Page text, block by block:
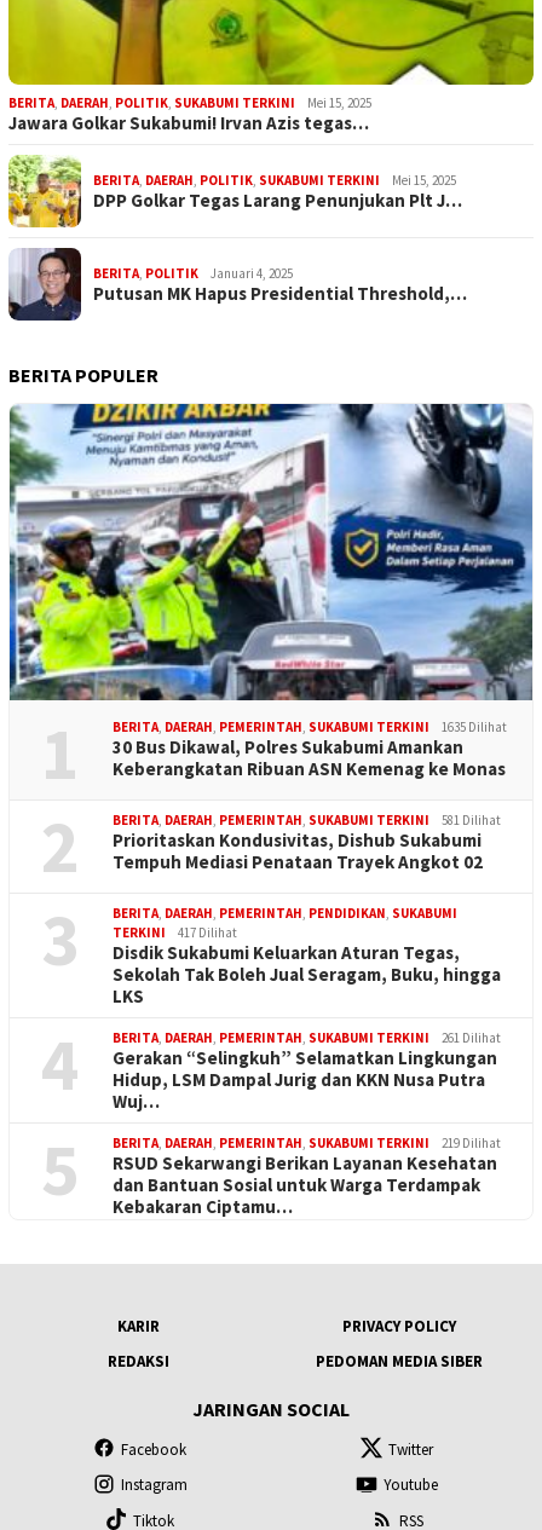
BERITA DAERAH POLITIK SUKABUMI TERKINI Mei 15, 2025
Jawara Golkar Sukabumi! Irvan Azis tegas…
BERITA DAERAH POLITIK SUKABUMI TERKINI Mei 15, 2025
DPP Golkar Tegas Larang Penunjukan Plt J…
BERITA POLITIK Januari 4, 2025
Putusan MK Hapus Presidential Threshold,…
BERITA POPULER
1 BERITA, DAERAH, PEMERINTAH, SUKABUMI TERKINI 1635 Dilihat
30 Bus Dikawal, Polres Sukabumi Amankan
Keberangkatan Ribuan ASN Kemenag ke Monas
2 BERITA, DAERAH, PEMERINTAH, SUKABUMI TERKINI 581 Dilihat
Prioritaskan Kondusivitas, Dishub Sukabumi
Tempuh Mediasi Penataan Trayek Angkot 02
3 BERITA, DAERAH, PEMERINTAH, PENDIDIKAN, SUKABUMI
TERKINI
417 Dilihat
Disdik Sukabumi Keluarkan Aturan Tegas,
Sekolah Tak Boleh Jual Seragam, Buku, hingga
LKS
4 BERITA, DAERAH, PEMERINTAH, SUKABUMI TERKINI 261 Dilihat
Gerakan “Selingkuh” Selamatkan Lingkungan
Hidup, LSM Dampal Jurig dan KKN Nusa Putra
Wuj…
5 BERITA, DAERAH, PEMERINTAH, SUKABUMI TERKINI 219 Dilihat
RSUD Sekarwangi Berikan Layanan Kesehatan
dan Bantuan Sosial untuk Warga Terdampak
Kebakaran Ciptamu…
KARIR
PRIVACY POLICY
REDAKSI
PEDOMAN MEDIA SIBER
JARINGAN SOCIAL
Facebook
Twitter
Instagram
Youtube
Tiktok
RSS